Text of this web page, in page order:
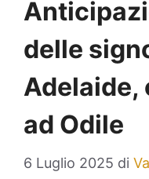
delle
Adelaide,
ad Odile
6 Luglio 2025 di